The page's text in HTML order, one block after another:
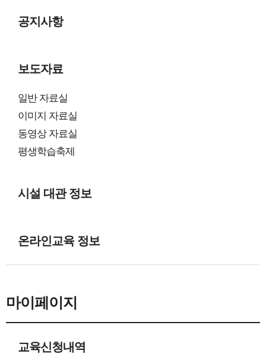
공지사항
보도자료
일반 자료실
이미지 자료실
동영상 자료실
평생학습축제
시설 대관 정보
온라인교육 정보
마이페이지
교육신청내역